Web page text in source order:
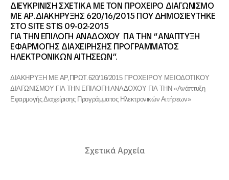
ΔΙΕΥΚΡΙΝΙΣΗ ΣΧΕΤΙΚΑ ΜΕ ΤΟΝ ΠΡΟΧΕΙΡΟ ΔΙΑΓΩΝΙΣΜΟ
ΜΕ ΑΡ.ΔΙΑΚΗΡΥΞΗΣ 620/16/2015 ΠΟΥ ΔΗΜΟΣΙΕΥΤΗΚΕ
ΣΤO SITE STIS 09-02-2015
ΓΙΑ ΤΗΝ ΕΠΙΛΟΓΗ ΑΝΑΔΟΧΟΥ ΓΙΑ ΤΗΝ “ΑΝΑΠΤΥΞΗ
ΕΦΑΡΜΟΓΗΣ ΔΙΑΧΕΙΡΗΣΗΣ ΠΡΟΓΡΑΜΜΑΤΟΣ
ΗΛΕΚΤΡΟΝΙΚΩΝ ΑΙΤΗΣΕΩΝ”.
ΔΙΑΚΗΡΥΞΗ ΜΕ ΑΡ,ΠΡΩΤ.620/16/2015 ΠΡΟΧΕΙΡΟΥ ΜΕΙΟΔΟΤΙΚΟΥ
ΔΙΑΓΩΝΙΣΜΟΥ ΓΙΑ ΤΗΝ ΕΠΙΛΟΓΗ ΑΝΑΔΟΧΟΥ ΓΙΑ ΤΗΝ «Ανάπτυξη
Εφαρμογής Διαχείρισης Προγράμματος Ηλεκτρονικών Αιτήσεων»
Σχετικά Αρχεία